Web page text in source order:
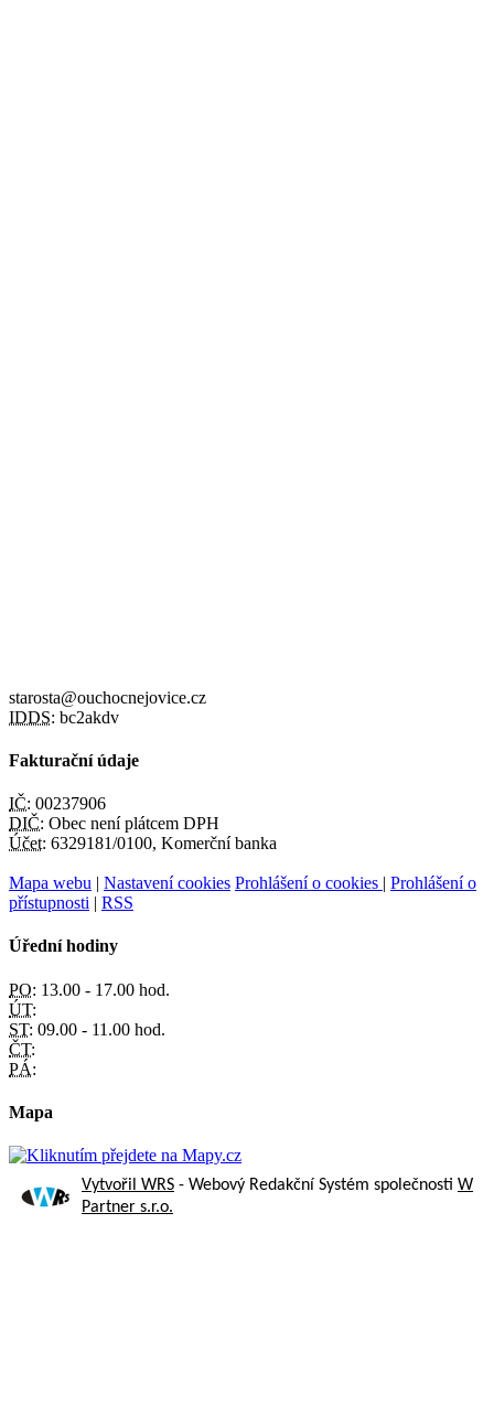
starosta@ouchocnejovice.cz
IDDS: bc2akdv
Fakturační údaje
IČ: 00237906
DIČ: Obec není plátcem DPH
Účet: 6329181/0100, Komerční banka
Mapa webu | Nastavení cookies Prohlášení o cookies | Prohlášení o
přístupnosti | RSS
Úřední hodiny
PO: 13.00 - 17.00 hod.
ÚT:
ST: 09.00 - 11.00 hod.
ČT:
PÁ:
Mapa
Vytvořil WRS - Webový Redakční Systém společnosti W
Partner s.r.o.